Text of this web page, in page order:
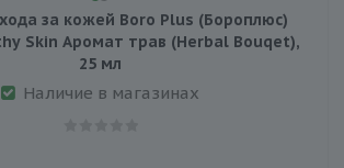
за кожей Boro Plus (Бороплюс)
Skin Аромат трав (Herbal Bouqet),
25 мл
Наличие в магазинах